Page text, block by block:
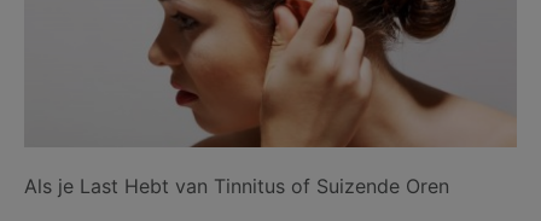
Als je Last Hebt van Tinnitus of Suizende Oren